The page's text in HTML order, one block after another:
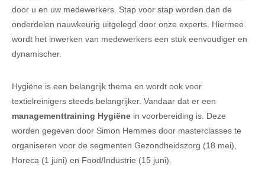
door u en uw medewerkers. Stap voor stap worden dan de
onderdelen nauwkeurig uitgelegd door onze experts. Hiermee
wordt het inwerken van medewerkers een stuk eenvoudiger en
dynamischer.
Hygiëne is een belangrijk thema en wordt ook voor
textielreinigers steeds belangrijker. Vandaar dat er een
managementtraining Hygiëne in voorbereiding is. Deze
worden gegeven door Simon Hemmes door masterclasses te
organiseren voor de segmenten Gezondheidszorg (18 mei),
Horeca (1 juni) en Food/Industrie (15 juni).